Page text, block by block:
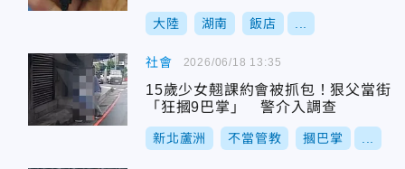
大陸 湖南 飯店
社會
15歲少女翹課約會被抓包！狠父當街
「狂摑9巴掌」 警介入調查
新北蘆洲 不當管教 摑巴掌
2026/06/18 13:35